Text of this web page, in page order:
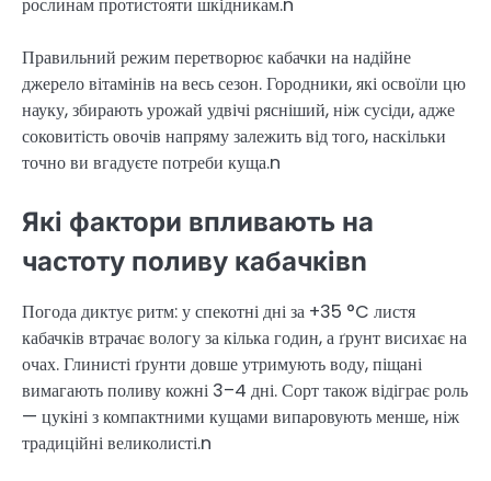
Правильний режим перетворює кабачки на надійне
джерело вітамінів на весь сезон. Городники, які освоїли цю
науку, збирають урожай удвічі рясніший, ніж сусіди, адже
соковитість овочів напряму залежить від того, наскільки
точно ви вгадуєте потреби куща.n
Які фактори впливають на
частоту поливу кабачківn
Погода диктує ритм: у спекотні дні за +35 °C листя
кабачків втрачає вологу за кілька годин, а ґрунт висихає на
очах. Глинисті ґрунти довше утримують воду, піщані
вимагають поливу кожні 3–4 дні. Сорт також відіграє роль
— цукіні з компактними кущами випаровують менше, ніж
традиційні великолисті.n